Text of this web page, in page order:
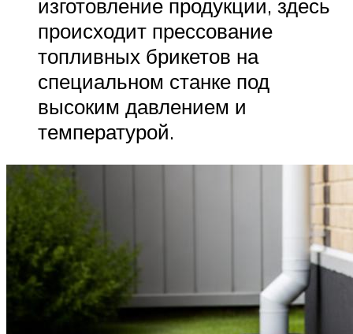
изготовление продукции, здесь
происходит прессование
топливных брикетов на
специальном станке под
высоким давлением и
температурой.